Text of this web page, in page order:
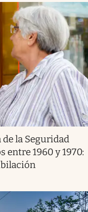
la Seguridad
entre 1960 y 1970: